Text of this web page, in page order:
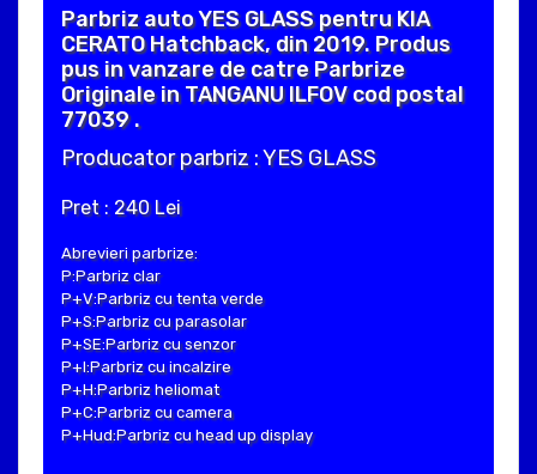
Parbriz auto YES GLASS pentru KIA
CERATO Hatchback, din 2019. Produs
pus in vanzare de catre Parbrize
Originale in TANGANU ILFOV cod postal
77039 .
Producator parbriz : YES GLASS
Pret : 240 Lei
Abrevieri parbrize:
P:Parbriz clar
P+V:Parbriz cu tenta verde
P+S:Parbriz cu parasolar
P+SE:Parbriz cu senzor
P+I:Parbriz cu incalzire
P+H:Parbriz heliomat
P+C:Parbriz cu camera
P+Hud:Parbriz cu head up display